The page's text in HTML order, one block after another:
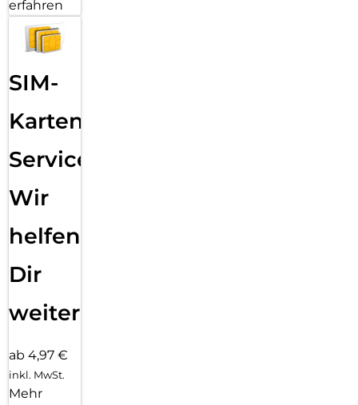
erfahren
SIM-
Karten
Service:
Wir
helfen
Dir
weiter
ab 4,97 €
inkl. MwSt.
Mehr